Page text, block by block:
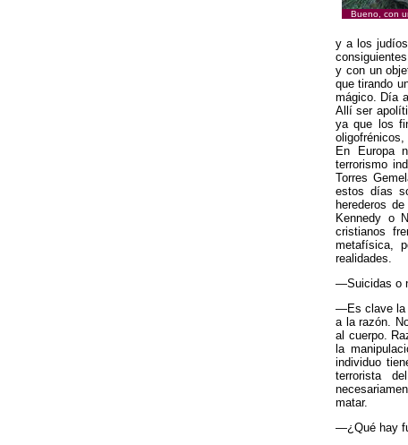
Bueno, con
y a los
y con un
que tirando
mágico. Día
Allí ser
ya que los
En Europa
terrorismo
Torres
estos días
herederos
Kennedy o
cristianos
metafísica,
realidades.
—Suicidas o
—Es clave la
a la razón.
al cuerpo.
la
individuo
terrorista
matar.
—¿Qué hay